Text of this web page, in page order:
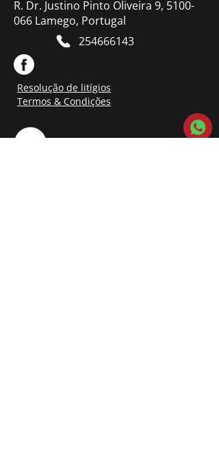
R. Dr. Justino Pinto Oliveira 9, 5100-
066 Lamego, Portugal
254666143
Resolução de litígios
Termos & Condições